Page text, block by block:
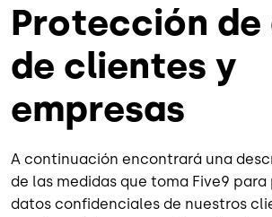
Protección
de clientes y
empresas
A continuación encontrará una
de las medidas que toma Five9
datos confidenciales de nuestros